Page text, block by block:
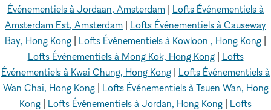
Événementiels à Jordaan, Amsterdam
Lofts Événementiels à
Amsterdam Est, Amsterdam
Lofts Événementiels à Causeway
Bay, Hong Kong
Lofts Événementiels à Kowloon , Hong Kong
Lofts Événementiels à Mong Kok, Hong Kong| Lofts
Événementiels à Kwai Chung, Hong Kong
Lofts Événementiels à
Wan Chai, Hong Kong| Lofts Événementiels à Tsuen Wan, Hong
Kong
Lofts Événementiels à Jordan, Hong Kong
Lofts